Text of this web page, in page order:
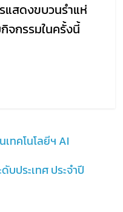
แสดงขบวนรำแห่
จกรรมในครั้งนี้
ทคโนโลยีฯ AI
บประเทศ ประจำปี